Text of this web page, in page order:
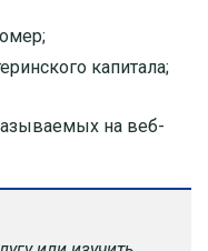
капитала;
на веб-